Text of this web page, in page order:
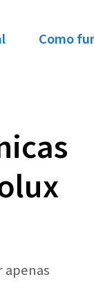
Como
apenas